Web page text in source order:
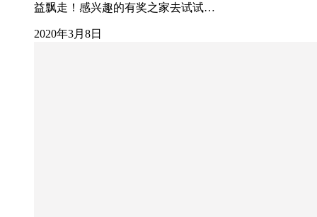
益飘走！感兴趣的有奖之家去试试…
2020年3月8日